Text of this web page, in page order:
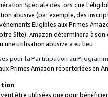
Spéciale dès lors que
abusive (par exemple, des
Eligibles aux Primes
Site). Amazon déterminera à
une utilisation abusive a eu lieu.
pour la Participation au
Primes Amazon répertoriées en
être utilisées que pour